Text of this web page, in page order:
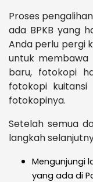
Proses
ada BPKB yang
Anda perlu pergi
untuk membawa
baru, fotokopi
fotokopi kuitansi
fotokopinya.
Setelah semua
langkah
Mengunjungi
yang ada di